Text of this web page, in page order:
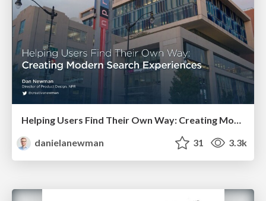
Helping Users Find Their Own Way: Creating Modern Search Experiences
danielanewman
31 3.3k